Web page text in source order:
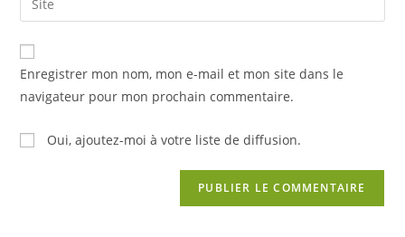
comment
address
comment
l’URL
de
votre
(facultatif)
Enregistrer mon nom, mon e-mail et mon site dans le
navigateur pour mon prochain commentaire.
Oui, ajoutez-moi à votre liste de diffusion.